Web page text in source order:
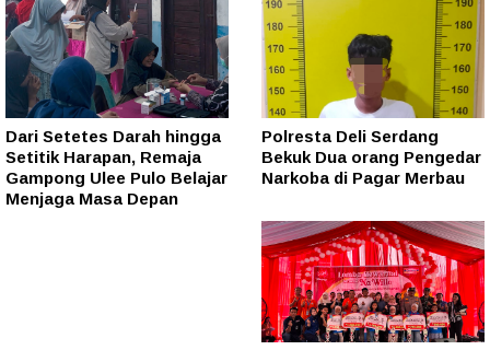
Dari Setetes Darah hingga
Setitik Harapan, Remaja
Gampong Ulee Pulo Belajar
Menjaga Masa Depan
Polresta Deli Serdang
Bekuk Dua orang Pengedar
Narkoba di Pagar Merbau